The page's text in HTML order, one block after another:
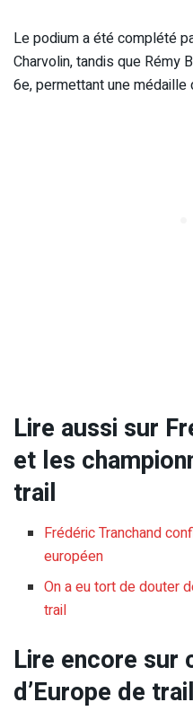
Le podium a été complété
Charvolin, tandis que Rémy
6e, permettant une médaille
Lire aussi sur
et les
trail
Frédéric Tranchand
européen
On a eu tort de douter
trail
Lire encore sur
d’Europe de trail